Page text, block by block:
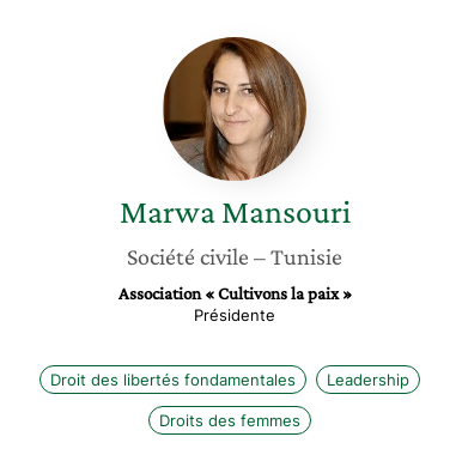
Marwa
Mansouri
Marwa Mansouri
Société civile – Tunisie
Association « Cultivons la paix »
Présidente
Droit des libertés fondamentales Leadership
Droits des femmes